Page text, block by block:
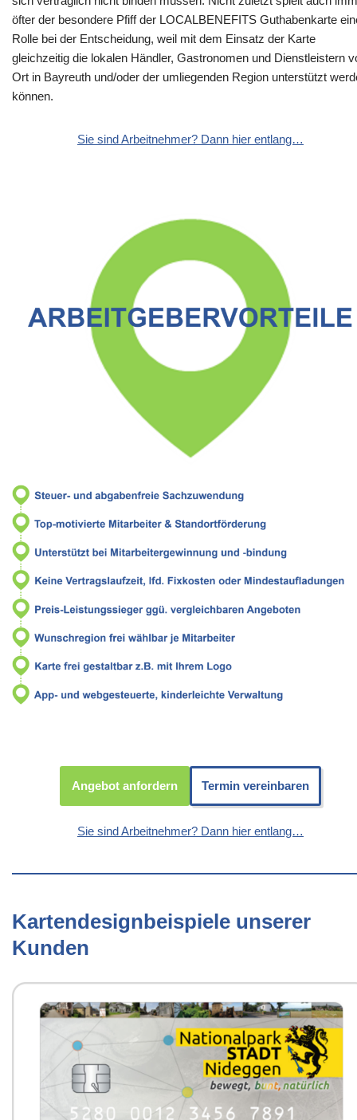
öfter der besondere Pfiff der LOCALBENEFITS Guthabenkarte
Rolle bei der Entscheidung, weil mit dem Einsatz der Karte
gleichzeitig die lokalen Händler, Gastronomen und Dienstleistern
Ort in Bayreuth und/oder der umliegenden Region unterstützt
können.
Sie sind Arbeitnehmer? Dann hier entlang…
Angebot anfordern Termin vereinbaren
Sie sind Arbeitnehmer? Dann hier entlang…
Kartendesignbeispiele unserer
Kunden